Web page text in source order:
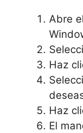
Abre
Haz
Haz
El